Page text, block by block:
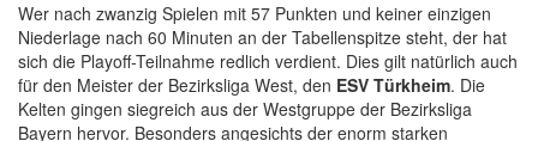
Wer nach zwanzig Spielen mit 57 Punkten und keiner einzigen
Niederlage nach 60 Minuten an der Tabellenspitze steht, der hat
sich die Playoff-Teilnahme redlich verdient. Dies gilt natürlich auch
für den Meister der Bezirksliga West, den ESV Türkheim. Die
Kelten gingen siegreich aus der Westgruppe der Bezirksliga
Bayern hervor. Besonders angesichts der enorm starken